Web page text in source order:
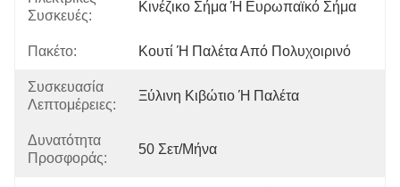
Συσκευές:
Κινέζικο Σήμα Ή Ευρωπαϊκό Σήμα
Πακέτο: Κουτί Ή Παλέτα Από Πολυχοιρινό
Συσκευασία
Λεπτομέρειες:
Ξύλινη Κιβώτιο Ή Παλέτα
Δυνατότητα
Προσφοράς:
50 Σετ/μήνα